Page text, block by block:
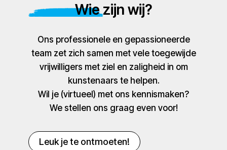
Wie zijn wij?
Ons professionele en gepassioneerde
team zet zich samen met vele toegewijde
vrijwilligers met ziel en zaligheid in om
kunstenaars te helpen.
Wil je (virtueel) met ons kennismaken?
We stellen ons graag even voor!
Leuk je te ontmoeten!